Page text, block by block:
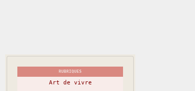
RUBRIQUES
Art de vivre